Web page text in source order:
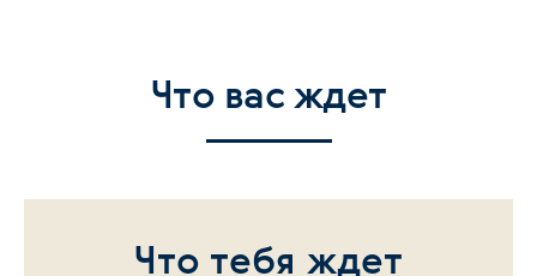
Что вас ждет
Что тебя ждет